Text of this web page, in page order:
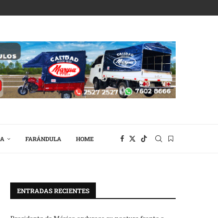
FARÁNDULA HOME
ENTRADAS RECIENTES